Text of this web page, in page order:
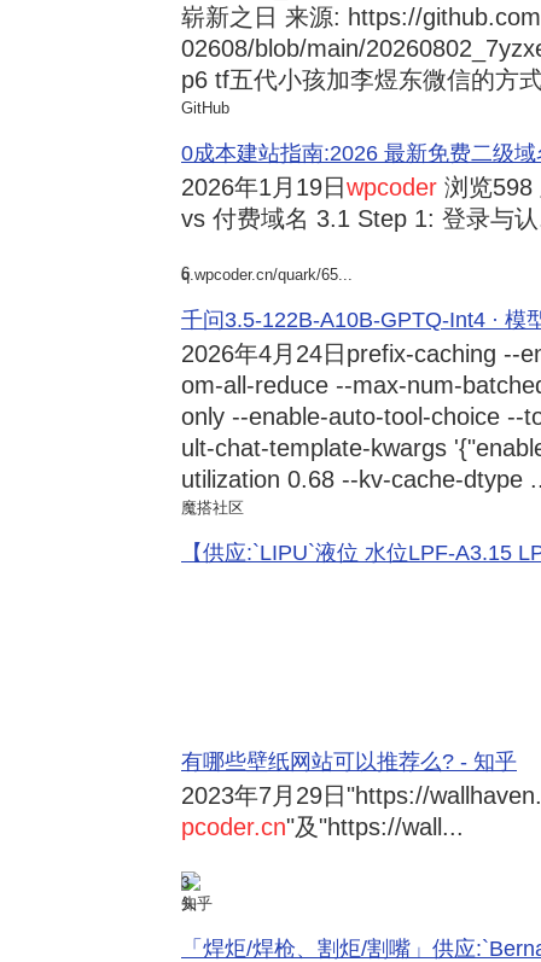
崭新之日 来源: https://
02608/blob/main/
p6 tf五代小孩加李煜东微信的方
GitHub
0成本建站指南:2026 最新免费二级
2026年1月19日wpcoder 浏览598
vs 付费域名 3.1 Step 1: 登录与
6
q.wpcoder.cn/quark/65...
千问3.5-122B-A10B-GPTQ-Int4 · 模
2026年4月24日 prefix-caching --
om-all-reduce --max-num-
only --enable-auto-tool-choice --
ult-chat-template-kwargs
utilization 0.68 --kv-cache-dtype
魔搭社区
【供应:`LIPU`液位 水位LPF-A3.15
有哪些壁纸网站可以推荐么? - 知乎
2023年7月29日 "https://
pcoder.cn"及"https://wall...
3
知乎
「焊炬/焊枪、割炬/割嘴」供应